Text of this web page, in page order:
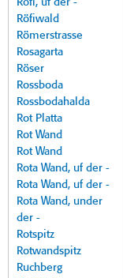
Röfi, uf der -
Röfiwald
Römerstrasse
Rosagarta
Röser
Rossboda
Rossbodahalda
Rot Platta
Rot Wand
Rot Wand
Rota Wand, uf der -
Rota Wand, uf der -
Rota Wand, under
der -
Rotspitz
Rotwandspitz
Ruchberg